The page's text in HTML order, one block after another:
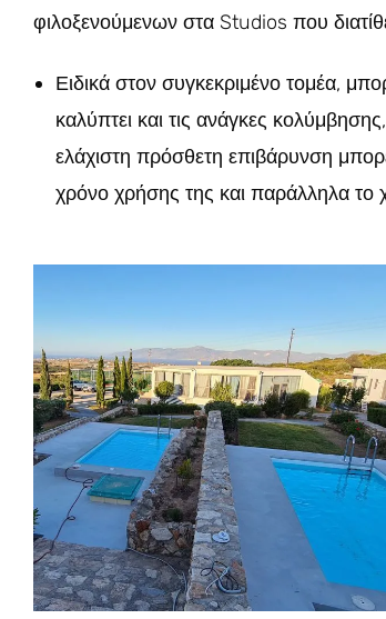
φιλοξενούμενων στα Studios που
Ειδικά στον συγκεκριμένο τομέα,
καλύπτει και τις ανάγκες
ελάχιστη πρόσθετη επιβάρυνση
χρόνο χρήσης της και παράλληλα το